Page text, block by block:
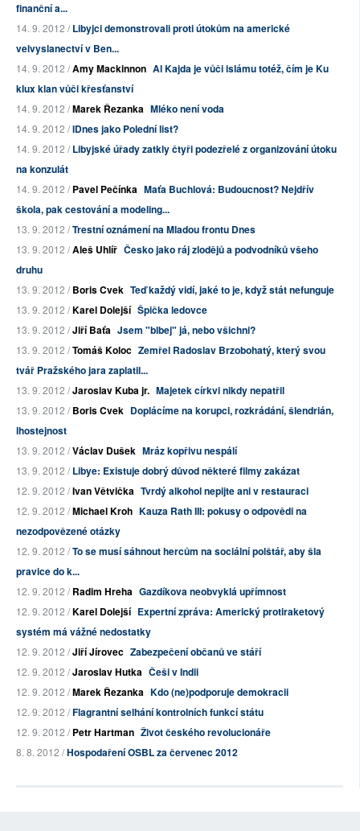
finanční a...
14. 9. 2012 /Libyjci demonstrovali proti útokům na americké
velvyslanectví v Ben...
14. 9. 2012 /Amy Mackinnon Al Kajda je vůči islámu totéž, čím je Ku
klux klan vůči křesťanství
14. 9. 2012 /Marek Řezanka Mléko není voda
14. 9. 2012 /IDnes jako Polední list?
14. 9. 2012 /Libyjské úřady zatkly čtyři podezřelé z organizování útoku
na konzulát
14. 9. 2012 /Pavel Pečínka Maťa Buchlová: Budoucnost? Nejdřív
škola, pak cestování a modeling...
13. 9. 2012 /Trestní oznámení na Mladou frontu Dnes
13. 9. 2012 /Aleš Uhlíř Česko jako ráj zlodějů a podvodníků všeho
druhu
13. 9. 2012 /Boris Cvek Teď každý vidí, jaké to je, když stát nefunguje
13. 9. 2012 /Karel Dolejší Špička ledovce
13. 9. 2012 /Jiří Baťa Jsem "blbej" já, nebo všichni?
13. 9. 2012 /Tomáš Koloc Zemřel Radoslav Brzobohatý, který svou
tvář Pražského jara zaplatil...
13. 9. 2012 /Jaroslav Kuba jr. Majetek církvi nikdy nepatřil
13. 9. 2012 /Boris Cvek Doplácíme na korupci, rozkrádání, šlendrián,
lhostejnost
13. 9. 2012 /Václav Dušek Mráz kopřivu nespálí
13. 9. 2012 /Libye: Existuje dobrý důvod některé filmy zakázat
12. 9. 2012 /Ivan Větvička Tvrdý alkohol nepijte ani v restauraci
12. 9. 2012 /Michael Kroh Kauza Rath III: pokusy o odpovědi na
nezodpovězené otázky
12. 9. 2012 /To se musí sáhnout hercům na sociální polštář, aby šla
pravice do k...
12. 9. 2012 /Radim Hreha Gazdíkova neobvyklá upřímnost
12. 9. 2012 /Karel Dolejší Expertní zpráva: Americký protiraketový
systém má vážné nedostatky
12. 9. 2012 /Jiří Jírovec Zabezpečení občanů ve stáří
12. 9. 2012 /Jaroslav Hutka Češi v Indii
12. 9. 2012 /Marek Řezanka Kdo (ne)podporuje demokracii
12. 9. 2012 /Flagrantní selhání kontrolních funkcí státu
12. 9. 2012 /Petr Hartman Život českého revolucionáře
8. 8. 2012 /Hospodaření OSBL za červenec 2012